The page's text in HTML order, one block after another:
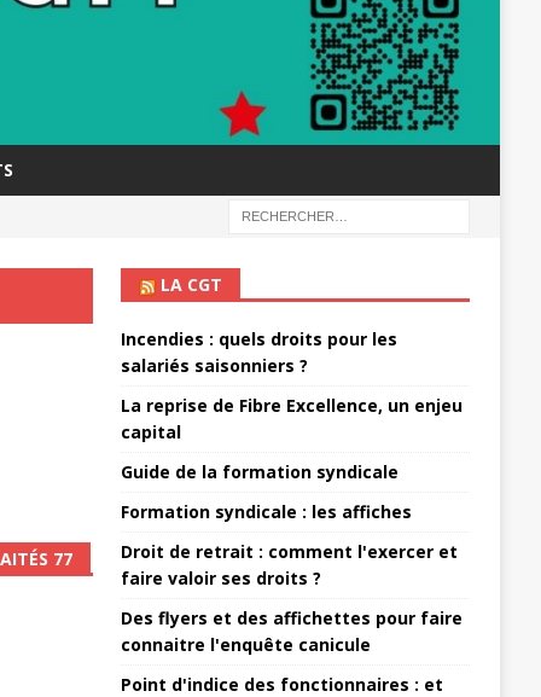
77
LA CGT
Incendies : quels droits pour les
salariés saisonniers ?
La reprise de Fibre Excellence, un enjeu
capital
Guide de la formation syndicale
Formation syndicale : les affiches
Droit de retrait : comment l'exercer et
faire valoir ses droits ?
Des flyers et des affichettes pour faire
connaitre l'enquête canicule
Point d'indice des fonctionnaires : et